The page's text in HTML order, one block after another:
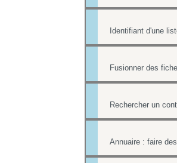
Fusionner des
Rechercher un